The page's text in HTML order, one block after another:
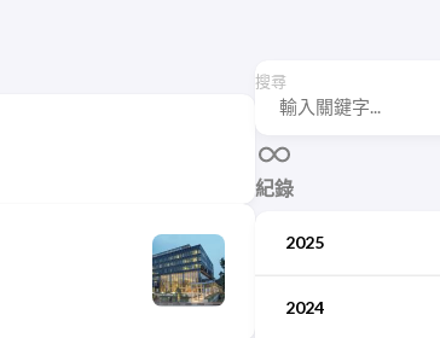
搜尋
紀錄
2025
2024